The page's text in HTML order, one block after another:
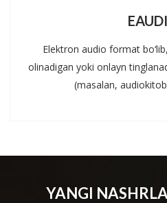
Elektron audio format
olinadigan yoki onlayn
(masalan,
YANGI